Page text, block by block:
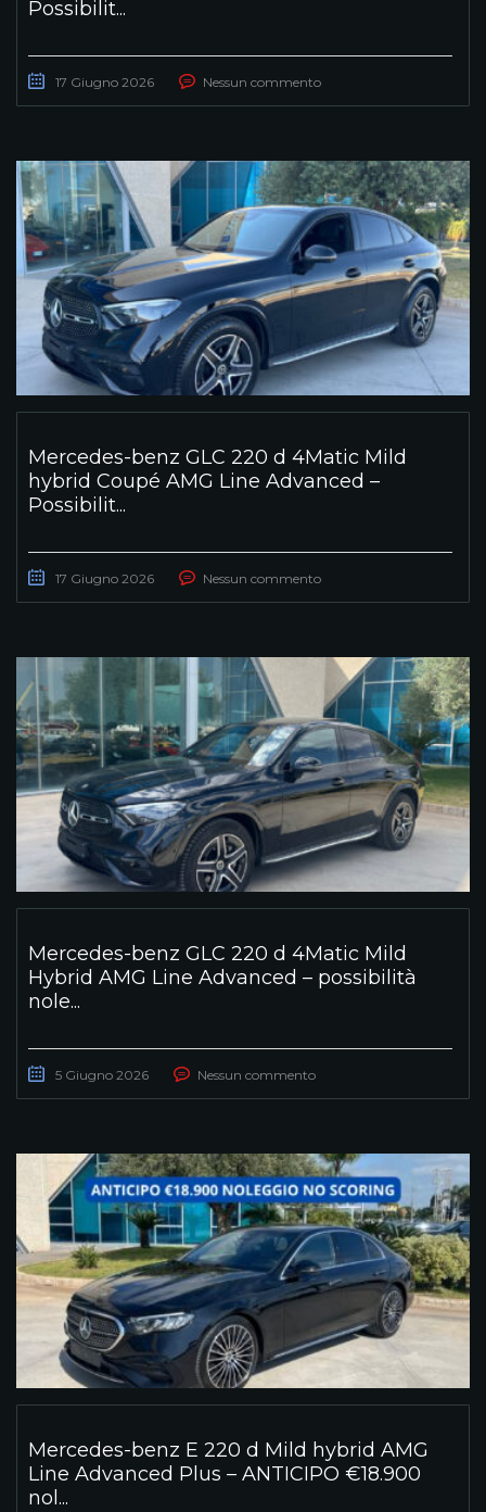
Possibilit...
17 Giugno 2026 Nessun commento
Mercedes-benz GLC 220 d 4Matic Mild
hybrid Coupé AMG Line Advanced –
Possibilit...
17 Giugno 2026 Nessun commento
Mercedes-benz GLC 220 d 4Matic Mild
Hybrid AMG Line Advanced – possibilità
nole...
5 Giugno 2026 Nessun commento
Mercedes-benz E 220 d Mild hybrid AMG
Line Advanced Plus – ANTICIPO €18.900
nol...